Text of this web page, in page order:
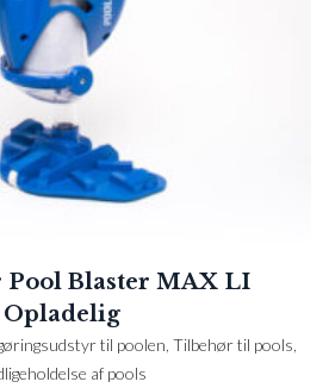
Pool Blaster MAX LI
Opladelig
til poolen Tilbehør til pools
af pools